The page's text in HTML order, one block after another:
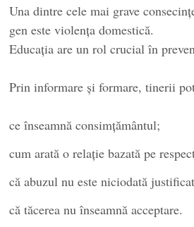
Una dintre cele mai grave
gen este violența domestică.
Educația are un rol crucial în
Prin informare și formare, tinerii
ce înseamnă consimțământul;
cum arată o relație bazată pe
că abuzul nu este niciodată
că tăcerea nu înseamnă acceptare.